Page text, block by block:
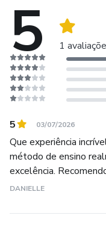
o cliente, sua família
16).
5 1
5 03/07/2026
Que experiência
método de ensino
excelência.
DANIELLE